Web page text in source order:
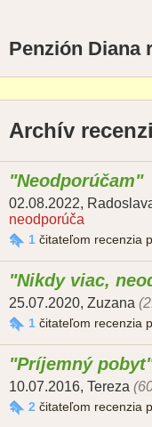
Penzión Diana
Archív
Neodporúčam
02.08.2022,
neodporúča
1 čitateľom recenzia
Nikdy viac,
25.07.2020, Zuzana
1 čitateľom recenzia
Príjemný pobyt
10.07.2016, Tereza
2 čitateľom recenzia